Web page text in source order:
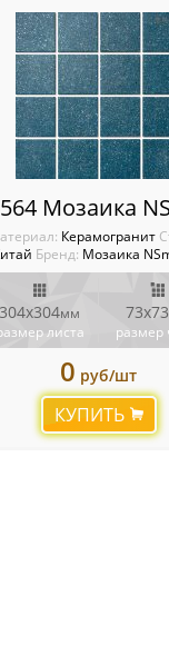
Керамогранит
Бренд: Мозаика
304x304мм
листа
73x73
размер
0 руб/шт
КУПИТЬ